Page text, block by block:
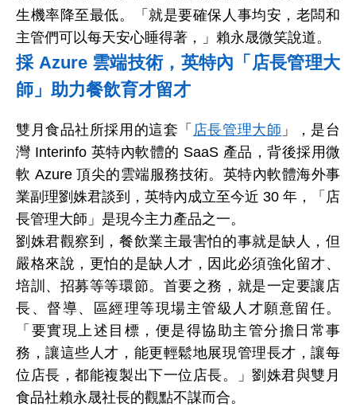
生機率降至最低。「就是要確保人事均安，老闆和
主管們可以每天安心睡得著，」賴永晟微笑說道。
採 Azure 雲端技術，英特內「店長管理大
師」助力餐飲育才留才
雙月食品社所採用的這套「 店長管理大師 」，是台
灣 Interinfo 英特內軟體的 SaaS 產品，背後採用微
軟 Azure 頂尖的雲端服務技術。英特內軟體海外事
業副理劉姝君談到，英特內成立至今近 30 年，「店
長管理大師」是現今主力產品之一。
劉姝君觀察到，餐飲業主最害怕的事就是缺人，但
嚴格來說，更怕的是缺人才，因此必須強化留才、
培訓、招募等等環節。首要之務，就是一定要讓店
長、督導、區經理等現場主管級人才願意留任。
「要實現上述目標，便是得協助主管分擔日常事
務，讓這些人才，能更輕鬆地展現管理長才，讓每
位店長，都能複製出下一位店長。」劉姝君與雙月
食品社賴永晟社長的觀點不謀而合。